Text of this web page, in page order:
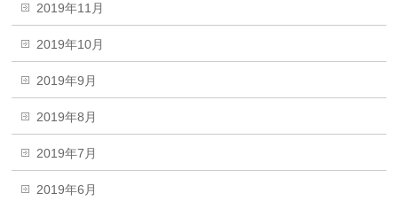
2019年11月
2019年10月
2019年9月
2019年8月
2019年7月
2019年6月